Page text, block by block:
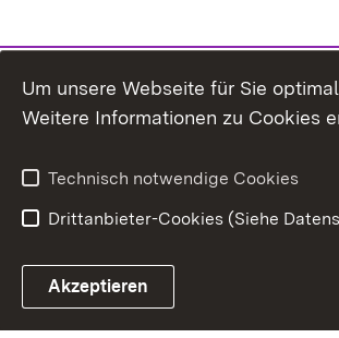
Um unsere Webseite für Sie
Weitere Informationen zu Cookies
Technisch notwendige Cookies
Drittanbieter-Cookies (Siehe
Akzeptieren